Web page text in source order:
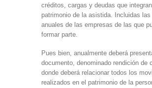
créditos, cargas y deudas que integran
patrimonio de la asistida. Incluidas las
anuales de las empresas de las que
formar parte.
Pues bien, anualmente deberá
documento, denominado rendición de
donde deberá relacionar todos los
realizados en el patrimonio de la